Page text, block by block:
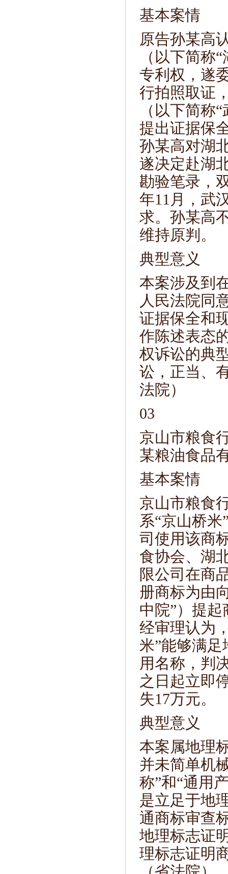
基本案情
原告孙某高
（以下简称
专利权，遂
行拍照取证
（以下简称
提出证据保
孙某高对湖
遂决定赴湖
勘验笔录，
年11月，武
求。孙某高
维持原判。
典型意义
本案涉及到
人民法院同
证据保全和
作陈述表态
权诉讼的典
讼，正当、
法院）
03
京山市粮食
某粮油食品
基本案情
京山市粮食
系“京山桥
司使用该商
食协会、湖
限公司在商
册商标为由
中院”）提起
经审理认为
米”能够满
用名称，判
之日起立即
失17万元。
典型意义
本案属地理
并未简单机
称”和“通用
是立足于地
通商标审查
地理标志证
理标志证明